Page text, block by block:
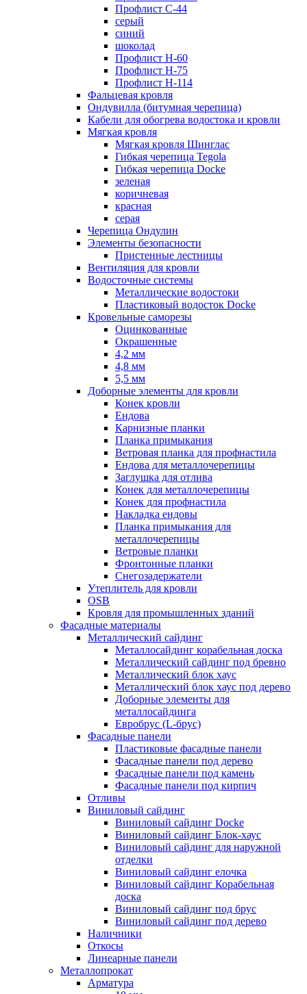
Профлист С-44
серый
синий
шоколад
Профлист Н-60
Профлист Н-75
Профлист H-114
Фальцевая кровля
Ондувилла (битумная черепица)
Кабели для обогрева водостока и кровли
Мягкая кровля
Мягкая кровля Шинглас
Гибкая черепица Tegola
Гибкая черепица Docke
зеленая
коричневая
красная
серая
Черепица Ондулин
Элементы безопасности
Пристенные лестницы
Вентиляция для кровли
Водосточные системы
Металлические водостоки
Пластиковый водосток Docke
Кровельные саморезы
Оцинкованные
Окрашенные
4,2 мм
4,8 мм
5,5 мм
Доборные элементы для кровли
Конек кровли
Ендова
Карнизные планки
Планка примыкания
Ветровая планка для профнастила
Ендова для металлочерепицы
Заглушка для отлива
Конек для металлочерепицы
Конек для профнастила
Накладка ендовы
Планка примыкания для
металлочерепицы
Ветровые планки
Фронтонные планки
Снегозадержатели
Утеплитель для кровли
OSB
Кровля для промышленных зданий
Фасадные материалы
Металлический сайдинг
Металлосайдинг корабельная доска
Металлический сайдинг под бревно
Металлический блок хаус
Металлический блок хаус под дерево
Доборные элементы для
металлосайдинга
Евробрус (L-брус)
Фасадные панели
Пластиковые фасадные панели
Фасадные панели под дерево
Фасадные панели под камень
Фасадные панели под кирпич
Отливы
Виниловый сайдинг
Виниловый сайдинг Docke
Виниловый сайдинг Блок-хаус
Виниловый сайдинг для наружной
отделки
Виниловый сайдинг елочка
Виниловый сайдинг Корабельная
доска
Виниловый сайдинг под брус
Виниловый сайдинг под дерево
Наличники
Откосы
Линеарные панели
Металлопрокат
Арматура